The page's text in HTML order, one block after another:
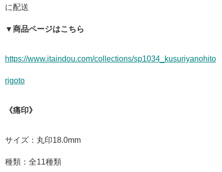
に配送
▼商品ページはこちら
https://www.itaindou.com/collections/sp1034_kusuriyanohito
rigoto
《痛印》
サイズ：丸印18.0mm
種類：全11種類